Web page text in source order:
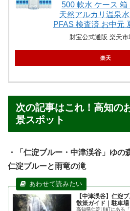
500 軟水 ケース 箱
天然アルカリ温泉
PFAS 検査済 お中元
財宝公式通販 楽天市
楽天
次の記事はこれ！高知の
景スポット
・「仁淀ブルー・中津渓谷」ゆの
仁淀ブルーと雨竜の滝
【中津渓谷】仁淀
散策ガイド｜駐車
高知県仁淀川町にある